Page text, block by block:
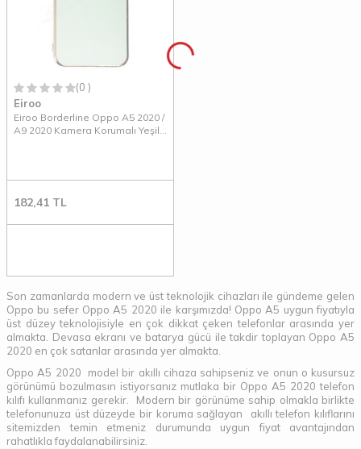
(0 )
Eiroo
Eiroo Borderline Oppo A5 2020 /
A9 2020 Kamera Korumalı Yeşil
182,41 TL
Son zamanlarda modern ve üst teknolojik cihazları ile gündeme gelen
Oppo bu sefer Oppo A5 2020 ile karşımızda! Oppo A5 uygun fiyatıyla
üst düzey teknolojisiyle en çok dikkat çeken telefonlar arasında yer
almakta. Devasa ekranı ve batarya gücü ile takdir toplayan Oppo A5
2020 en çok satanlar arasında yer almakta.
Oppo A5 2020 model bir akıllı cihaza sahipseniz ve onun o kusursuz
görünümü bozulmasın istiyorsanız mutlaka bir Oppo A5 2020 telefon
kılıfı kullanmanız gerekir. Modern bir görünüme sahip olmakla birlikte
telefonunuza üst düzeyde bir koruma sağlayan akıllı telefon kılıflarını
sitemizden temin etmeniz durumunda uygun fiyat avantajından
rahatlıkla faydalanabilirsiniz.